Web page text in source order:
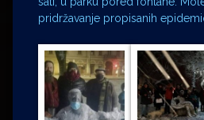
pridržavanje propisanih